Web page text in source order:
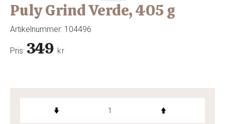
Puly Grind Verde, 405 g
Artikelnummer: 104496
Pris: 349 kr